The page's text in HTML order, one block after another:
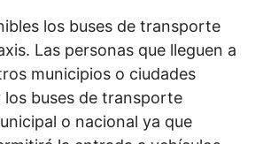
los buses de transporte
Las personas que lleguen a
municipios o ciudades
buses de transporte
o nacional ya que